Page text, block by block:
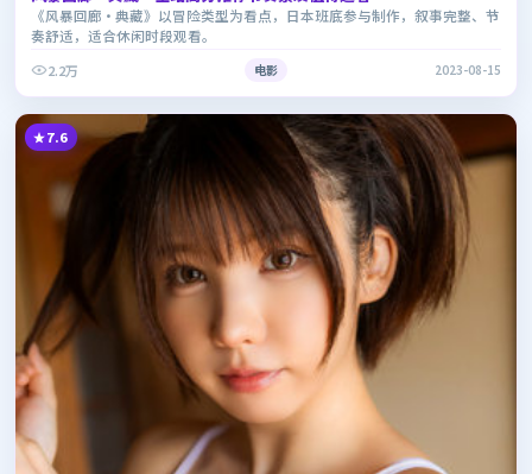
《风暴回廊·典藏》以冒险类型为看点，日本班底参与制作，叙事完整、节
奏舒适，适合休闲时段观看。
2.2万
电影 2023-08-15
7.6